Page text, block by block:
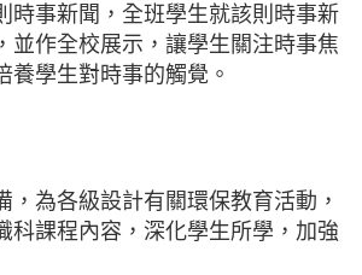
時事新聞，全班學生就該則時事新
並作全校展示，讓學生關注時事焦
養學生對時事的觸覺。
，為各級設計有關環保教育活動，
科課程內容，深化學生所學，加強